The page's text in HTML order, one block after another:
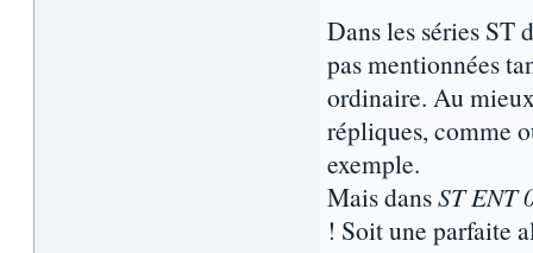
Dans les séries ST
pas mentionnées
ordinaire. Au
répliques, comme
exemple.
Mais dansST ENT
! Soit une parfaite